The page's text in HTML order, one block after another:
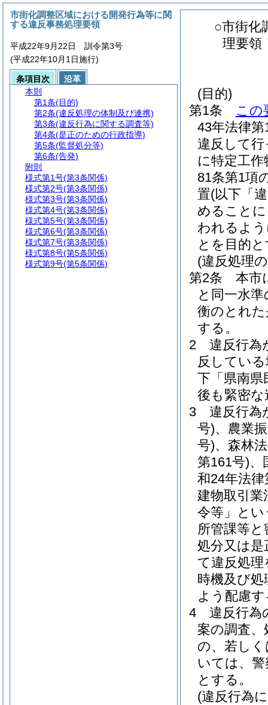
○市街化
理要領
(目的)
第1条
この
43年法律
違反して
に特定工
81条第1項
置(以下「
めること
われるよ
とを目的
(違反処理
第2条
本市
と同一水
衡のとれ
する。
2
違反行為
反してい
下「県南
後も緊密
3
違反行為
号)、農業
号)、森林法
第161号)、
和24年法律
建物取引業
令等」とい
所管課等
処分又は
て違反処
時機及び
よう配慮
4
違反行為
案の調査
の、若し
いては、
とする。
(違反行為
市街化調整区域における開発行為等に関
する違反事務処理要領
平成22年9月22日 訓令第3号
(平成22年10月1日施行)
条項目次
沿革
本則
第1条(目的)
第2条(違反処理の体制及び連携)
第3条(違反行為に関する調査等)
第4条(是正のための行政指導)
第5条(監督処分等)
第6条(告発)
附則
様式第1号(第3条関係)
様式第2号(第3条関係)
様式第3号(第3条関係)
様式第4号(第3条関係)
様式第5号(第3条関係)
様式第6号(第3条関係)
様式第7号(第3条関係)
様式第8号(第5条関係)
様式第9号(第5条関係)